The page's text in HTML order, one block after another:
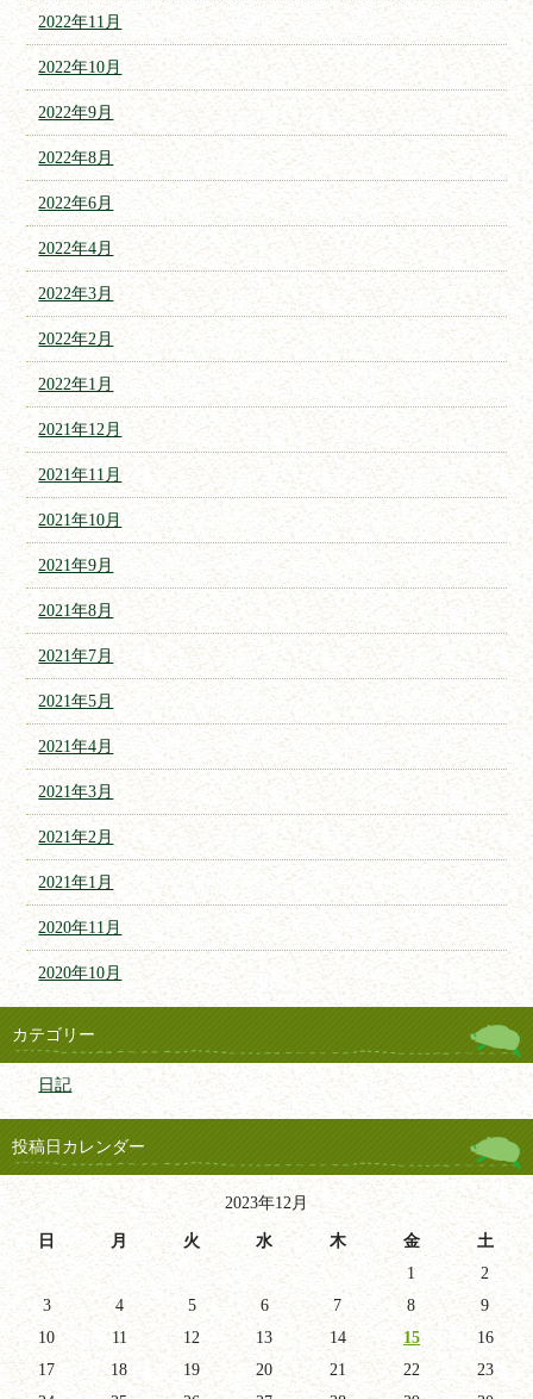
2022年11月
2022年10月
2022年9月
2022年8月
2022年6月
2022年4月
2022年3月
2022年2月
2022年1月
2021年12月
2021年11月
2021年10月
2021年9月
2021年8月
2021年7月
2021年5月
2021年4月
2021年3月
2021年2月
2021年1月
2020年11月
2020年10月
カテゴリー
日記
投稿日カレンダー
2023年12月
日 月 火 水 木 金
土
1
2
3
4 5 6 7 8
9
10
11 12 13 14 15
16
17
18 19 20 21 22
23